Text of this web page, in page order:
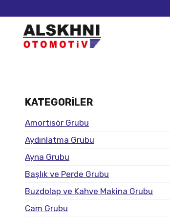
KATEGORILER
Amortisör Grubu
Aydınlatma Grubu
Ayna Grubu
Başlık ve Perde Grubu
Buzdolap ve Kahve Makina Grubu
Cam Grubu